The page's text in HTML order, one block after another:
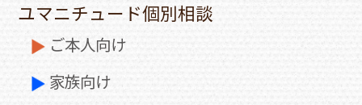
ユマニチュード個別相談
ご本人向け
家族向け